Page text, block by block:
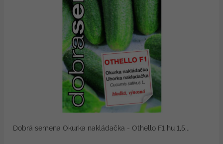
Dobrá semena Okurka nakládačka - Othello F1 hu 1,5...